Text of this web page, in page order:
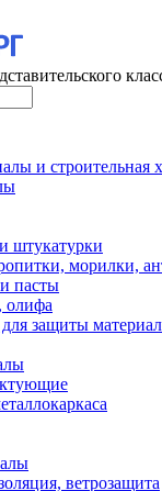
и строительная
штукатурки
морилки,
пасты
олифа
защиты
ветрозащита